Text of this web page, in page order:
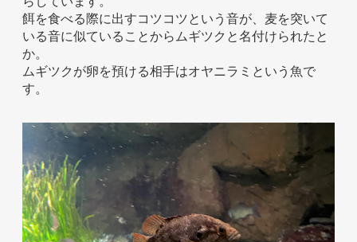
餌を食べる際に出すコツコツという音が、麦を突いて
いる音に似ていることからムギツクと名付けられたと
か。
ムギツクが卵を預ける相手はオヤニラミという魚で
す。